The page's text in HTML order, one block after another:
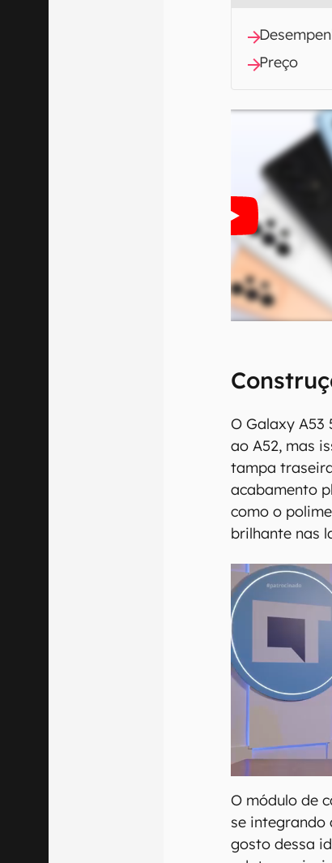
Preço
O Galaxy A53
ao A52, mas
tampa
acabamento
como o
brilhante nas
O módulo de
se integrando
gosto dessa